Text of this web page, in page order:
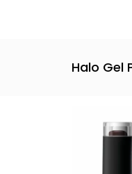
Halo Gel